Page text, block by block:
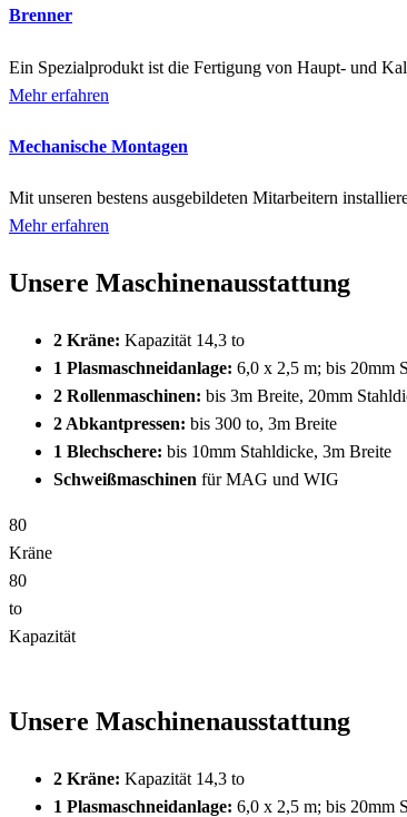
Brenner
Ein Spezialprodukt ist die Fertigung von Haupt- und
Mehr erfahren
Mechanische Montagen
Mit unseren bestens ausgebildeten Mitarbeitern
Mehr erfahren
Unsere Maschinenausstattung
2 Kräne: Kapazität 14,3 to
1 Plasmaschneidanlage: 6,0 x 2,5 m; bis 20mm
2 Rollenmaschinen: bis 3m Breite, 20mm
2 Abkantpressen: bis 300 to, 3m Breite
1 Blechschere: bis 10mm Stahldicke, 3m Breite
Schweißmaschinen für MAG und WIG
80
Kräne
80
to
Kapazität
Unsere Maschinenausstattung
2 Kräne: Kapazität 14,3 to
1 Plasmaschneidanlage: 6,0 x 2,5 m; bis 20mm